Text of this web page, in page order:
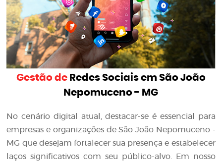
Gestão deRedes Sociais em São João
Nepomuceno - MG
No cenário digital atual, destacar-se é essencial para
empresas e organizações de São João Nepomuceno -
MG que desejam fortalecer sua presença e estabelecer
laços significativos com seu público-alvo. Em nosso